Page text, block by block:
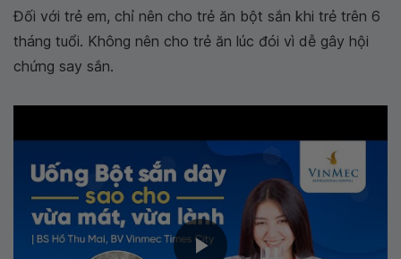
Đối với trẻ em, chỉ nên cho trẻ ăn bột sắn khi trẻ trên 6
tháng tuổi. Không nên cho trẻ ăn lúc đói vì dễ gây hội
chứng say sắn.